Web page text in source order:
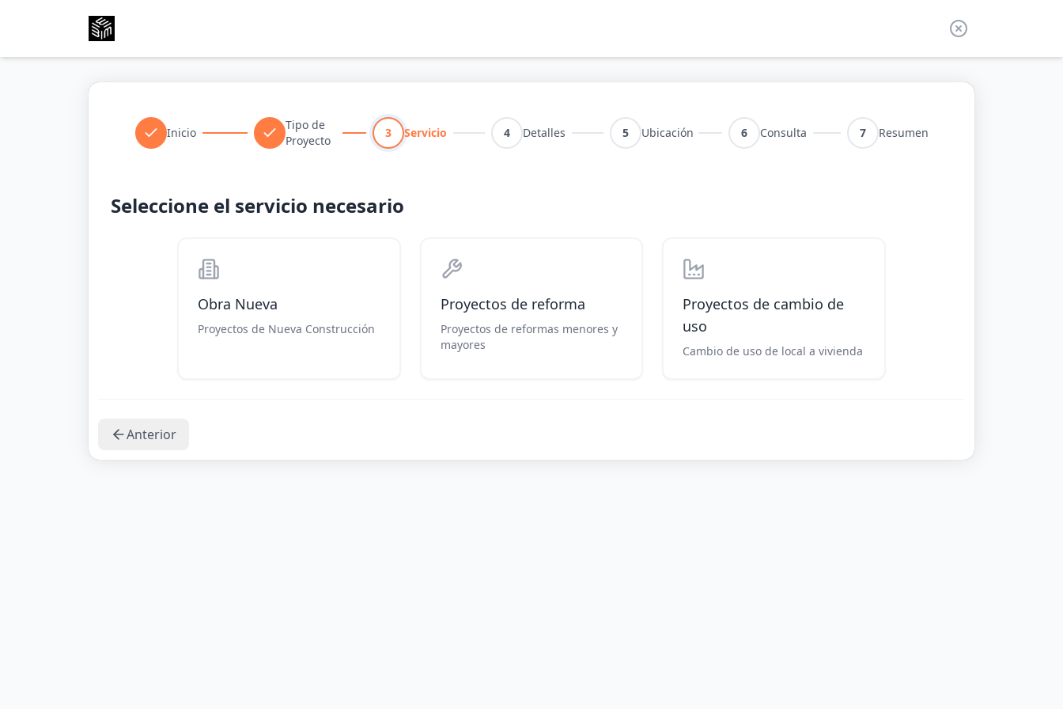
Inicio
Tipo de
Proyecto
3 Servicio 4 Detalles 5 Ubicación 6 Consulta 7 Resumen
Seleccione el servicio necesario
Obra Nueva
Proyectos de Nueva Construcción
Proyectos de reforma
Proyectos de reformas menores y
mayores
Proyectos de cambio de
uso
Cambio de uso de local a vivienda
Anterior